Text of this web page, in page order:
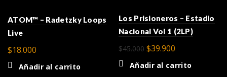
ATOM™ – Radetzky Loops
Live
$18.000
Añadir al carrito
Los Prisioneros – Estadio
Nacional Vol 1 (2LP)
$45.000 El
precio
$39.900
precio
Añadir al carrito